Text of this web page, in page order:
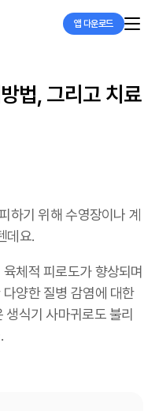
앱 다운로드
법, 그리고 치료
하기 위해 수영장이나 계
데요.
,육체적 피로도가 향상되며
양한 질병 감염에 대한
생식기 사마귀로도 불리
.